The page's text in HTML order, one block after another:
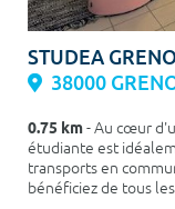
STUDEA
38000
0.75 km- Au cœur
étudiante est
transports en
bénéficiez de tous